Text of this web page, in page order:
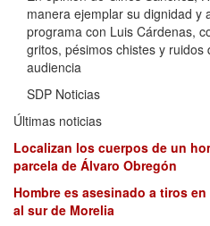
manera ejemplar su dignidad y
programa con Luis Cárdenas,
gritos, pésimos chistes y ruidos
audiencia
SDP Noticias
Últimas noticias
Localizan los cuerpos de un
parcela de Álvaro Obregón
Hombre es asesinado a tiros
al sur de Morelia